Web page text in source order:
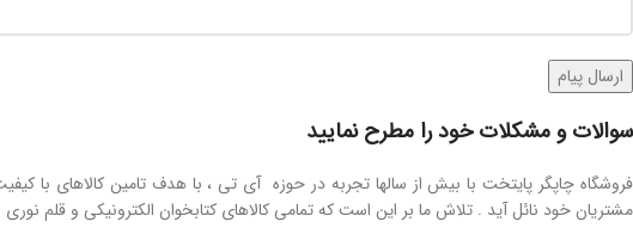
سوالات و مشکلات خود را مطرح نمایید
مشتریان خود نائل آید . تلاش ما بر این است که تمامی کالاهای کتابخوان الکترونیکی و قلم